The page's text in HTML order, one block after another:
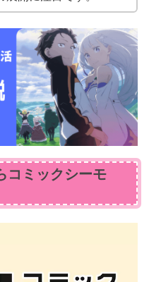
コミックシーモ